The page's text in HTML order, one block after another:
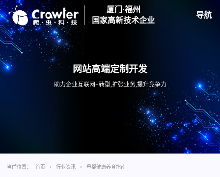
厦门·福州
国家高新技术企业
导航
网站高端定制开发
助力企业互联网+转型,扩张业务,提升竞争力
当前位置： 首页 > 行业资讯 > 母婴健康养育指南